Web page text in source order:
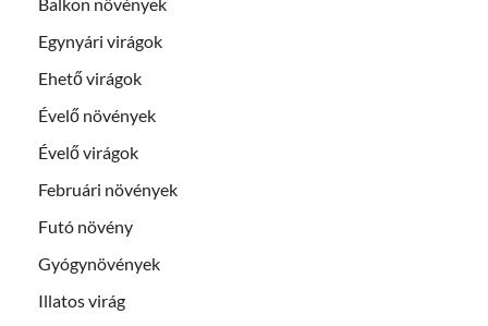
Egynyári virágok
Ehető virágok
Évelő növények
Évelő virágok
Februári növények
Futó növény
Gyógynövények
Illatos virág